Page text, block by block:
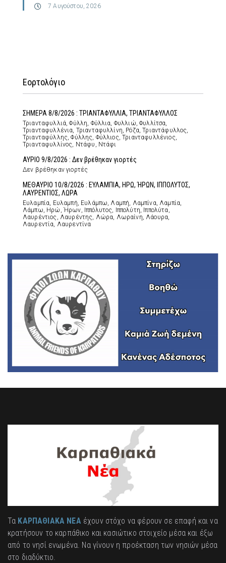
7 Αυγούστου, 2026
Εορτολόγιο
ΣΗΜΕΡΑ 8/8/2026 : ΤΡΙΑΝΤΑΦΥΛΛΙΑ, ΤΡΙΑΝΤΑΦΥΛΛΟΣ
Τριανταφυλλιά, Φύλλη, Φύλλια, Φυλλιώ, Φυλλίτσα,
Τριανταφυλλένια, Τριανταφυλλίνη, Ρόζα, Τριαντάφυλλος,
Τριανταφύλλης, Φύλλης, Φύλλιος, Τριανταφυλλένιος,
Τριανταφυλλίνος, Ντάφυ, Ντάφι
ΑΥΡΙΟ 9/8/2026 : Δεν βρέθηκαν γιορτές
Δεν βρέθηκαν γιορτές
ΜΕΘΑΥΡΙΟ 10/8/2026 : ΕΥΛΑΜΠΙΑ, ΗΡΩ, ΉΡΩΝ, ΙΠΠΟΛΥΤΟΣ,
ΛΑΥΡΕΝΤΙΟΣ, ΛΩΡΑ
Ευλαμπία, Ευλαμπή, Ευλάμπω, Λαμπή, Λαμπίνα, Λαμπία,
Λάμπω, Ηρώ, Ήρων, Ιππόλυτος, Ιππολύτη, Ιππολύτα,
Λαυρέντιος, Λαυρέντης, Λώρα, Λωραίνη, Λάουρα,
Λαυρεντία, Λαυρεντίνα
Τα ΚΑΡΠΑΘΙΑΚΑ ΝΕΑέχουν στόχο να φέρουν σε επαφή και να
κρατήσουν το καρπάθικο και κασιώτικο στοιχείο μέσα και έξω
από το νησί ενωμένα. Να γίνουν η προέκταση των νησιών μέσα
στο διαδύκτιο.